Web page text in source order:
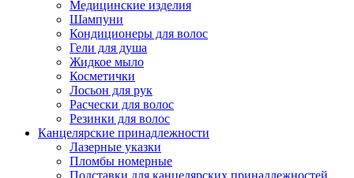
Медицинские изделия
Шампуни
Кондиционеры для волос
Гели для душа
Жидкое мыло
Косметички
Лосьон для рук
Расчески для волос
Резинки для волос
Канцелярские принадлежности
Лазерные указки
Пломбы номерные
Подставки для канцелярских принадлежностей